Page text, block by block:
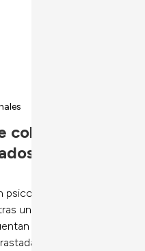
colegiados y
online
un riguroso proceso
con formación
y especialización